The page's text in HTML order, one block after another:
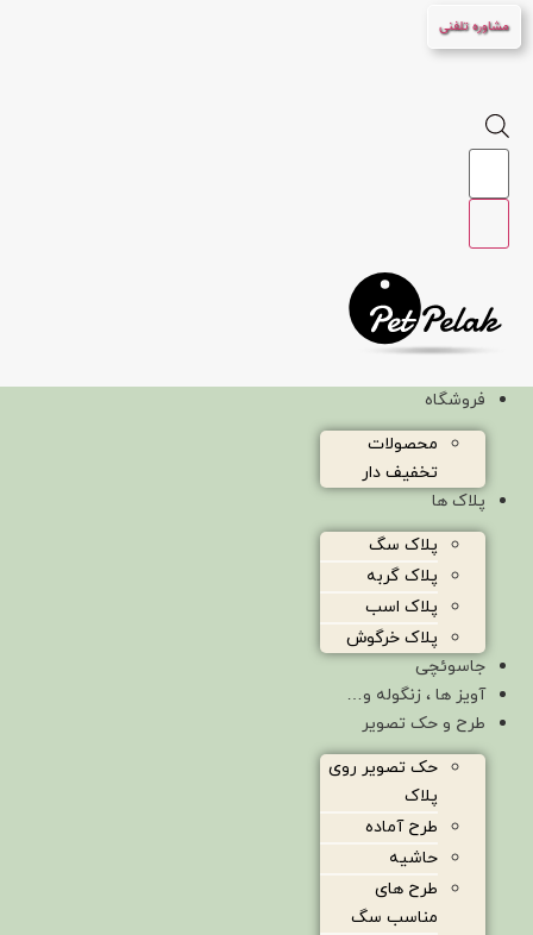
پرش
به
مشاوره تلفنی
Products
فروشگاه
محصولات
تخفیف دار
پلاک ها
پلاک سگ
پلاک گربه
پلاک اسب
پلاک خرگوش
جاسوئچی
آویز ها ، زنگوله و…
طرح و حک تصویر
حک تصویر روی
پلاک
طرح آماده
حاشیه
طرح های
مناسب سگ